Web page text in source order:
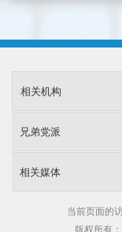
相关机构
兄弟党派
相关媒体
当前页面的
版权所有